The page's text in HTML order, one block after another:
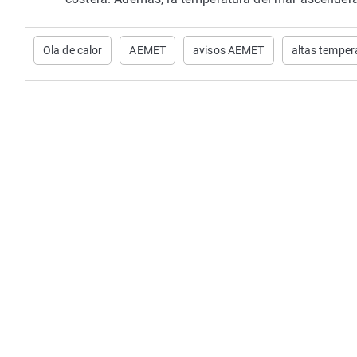
Ola de calor AEMET avisos AEMET altas